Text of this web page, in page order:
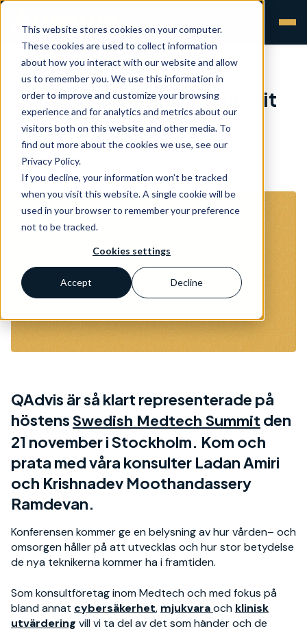
This website stores cookies on your computer.
These cookies are used to collect information
about how you interact with our website and allow
us to remember you. We use this information in
order to improve and customize your browsing
experience and for analytics and metrics about our
visitors both on this website and other media. To
find out more about the cookies we use, see our
Privacy Policy.
If you decline, your information won’t be tracked
when you visit this website. A single cookie will be
used in your browser to remember your preference
not to be tracked.
Cookies settings
Accept Decline
Swedish Medtech Summit
2023
QAdvis ärså klart representerade på
höstens Swedish Medtech Summit den
21 november i Stockholm. Kom och
prata medvåra konsulter Ladan Amiri
och Krishnadev Moothandassery
Ramdevan.
Konferensen kommer ge en belysning avhur vården– och
omsorgen håller på att utvecklas och hur stor betydelse
de nya teknikerna kommer hai framtiden.
Som konsultföretag inomMedtechoch med fokus på
bland annat cybersäkerhet, mjukvaraoch klinisk
utvärdering vill vi ta del avdet som händeroch de